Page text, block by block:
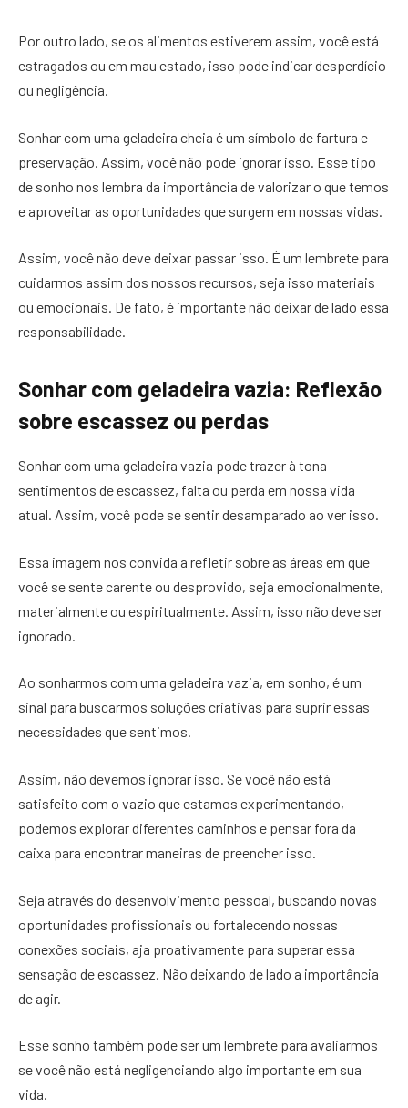
Por outro lado, se os alimentos estiverem assim, você está
estragados ou em mau estado, isso pode indicar desperdício
ou negligência.
Sonhar com uma geladeira cheia é um símbolo de fartura e
preservação. Assim, você não pode ignorar isso. Esse tipo
de sonho nos lembra da importância de valorizar o que temos
e aproveitar as oportunidades que surgem em nossas vidas.
Assim, você não deve deixar passar isso. É um lembrete para
cuidarmos assim dos nossos recursos, seja isso materiais
ou emocionais. De fato, é importante não deixar de lado essa
responsabilidade.
Sonhar com geladeira vazia: Reflexão
sobre escassez ou perdas
Sonhar com uma geladeira vazia pode trazer à tona
sentimentos de escassez, falta ou perda em nossa vida
atual. Assim, você pode se sentir desamparado ao ver isso.
Essa imagem nos convida a refletir sobre as áreas em que
você se sente carente ou desprovido, seja emocionalmente,
materialmente ou espiritualmente. Assim, isso não deve ser
ignorado.
Ao sonharmos com uma geladeira vazia, em sonho, é um
sinal para buscarmos soluções criativas para suprir essas
necessidades que sentimos.
Assim, não devemos ignorar isso. Se você não está
satisfeito com o vazio que estamos experimentando,
podemos explorar diferentes caminhos e pensar fora da
caixa para encontrar maneiras de preencher isso.
Seja através do desenvolvimento pessoal, buscando novas
oportunidades profissionais ou fortalecendo nossas
conexões sociais, aja proativamente para superar essa
sensação de escassez. Não deixando de lado a importância
de agir.
Esse sonho também pode ser um lembrete para avaliarmos
se você não está negligenciando algo importante em sua
vida.